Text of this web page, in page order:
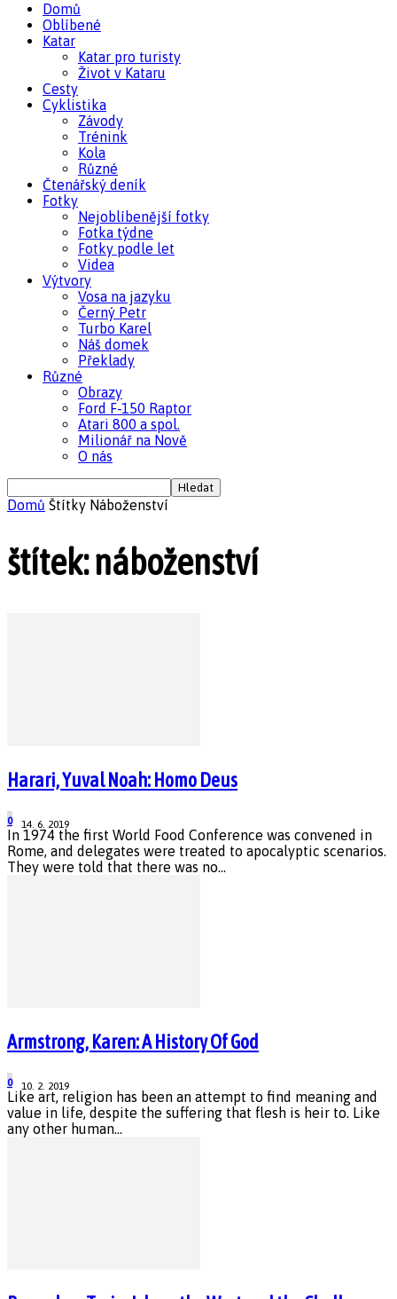
Domů
Oblíbené
Katar
Katar pro turisty
Život v Kataru
Cesty
Cyklistika
Závody
Trénink
Kola
Různé
Čtenářský deník
Fotky
Nejoblíbenější fotky
Fotka týdne
Fotky podle let
Videa
Výtvory
Vosa na jazyku
Černý Petr
Turbo Karel
Náš domek
Překlady
Různé
Obrazy
Ford F-150 Raptor
Atari 800 a spol.
Milionář na Nově
O nás
Domů Štítky Náboženství
štítek: náboženství
Harari, Yuval Noah: Homo Deus
14. 6. 2019
0
In 1974 the first World Food Conference was convened in
Rome, and delegates were treated to apocalyptic scenarios.
They were told that there was no...
Armstrong, Karen: A History Of God
10. 2. 2019
0
Like art, religion has been an attempt to find meaning and
value in life, despite the suffering that flesh is heir to. Like
any other human...